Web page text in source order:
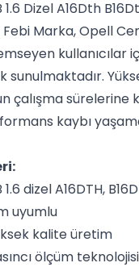
Dizel A16Dth
Febi Marka, Opell
kullanıcılar
çalışma sürelerine
kaybı
dizel A16DTH,
uyumlu
kalite üretim
ölçüm teknolojisi